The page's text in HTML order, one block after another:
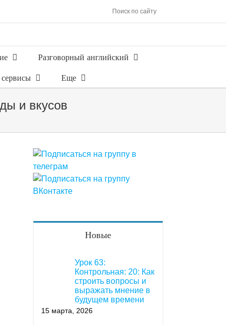
Поиск по сайту
Разговорный английский
Еще
и вкусов
Новые
Урок 63:
Контрольная: 20: Как
строить вопросы и
выражать мнение в
будущем времени
15 марта, 2026